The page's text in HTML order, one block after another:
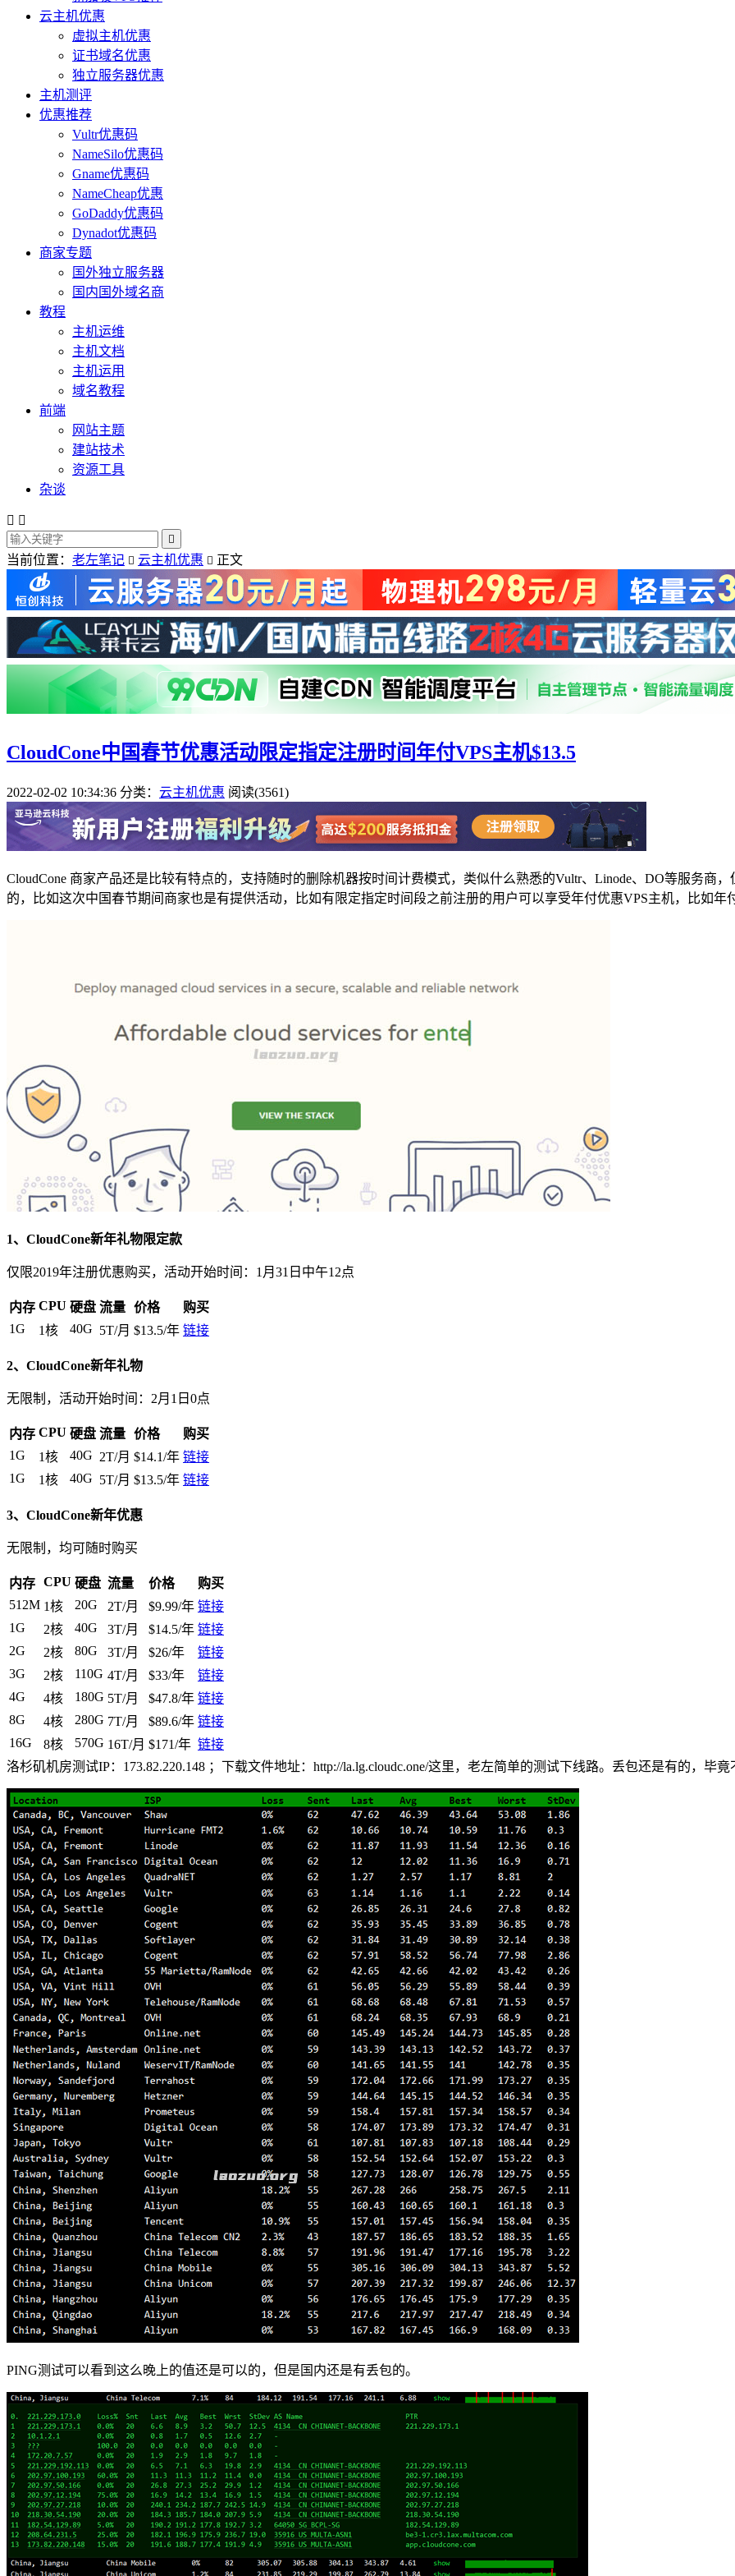
云主机优惠
虚拟主机优惠
证书域名优惠
独立服务器优惠
主机测评
优惠推荐
Vultr优惠码
NameSilo优惠码
Gname优惠码
NameCheap优惠
GoDaddy优惠码
Dynadot优惠码
商家专题
国外独立服务器
国内国外域名商
教程
主机运维
主机文档
主机运用
域名教程
前端
网站主题
建站技术
资源工具
杂谈
 

当前位置： 老左笔记  云主机优惠  正文
CloudCone中国春节优惠活动限定指定注册时间年付VPS主机$13.5
2022-02-02 10:34:36 分类： 云主机优惠 阅读(3561)
CloudCone 商家产品还是比较有特点的，支持随时的删除机器按时间计费模式，类似什么熟悉的Vultr、Linode、DO等服务商
的，比如这次中国春节期间商家也是有提供活动，比如有限定指定时间段之前注册的用户可以享受年付优惠VPS主机，比如年付
1、CloudCone新年礼物限定款
仅限2019年注册优惠购买，活动开始时间：1月31日中午12点
内存 CPU 硬盘 流量 价格
购买
1G
1核 40G 5T/月 $13.5/年 链接
2、CloudCone新年礼物
无限制，活动开始时间：2月1日0点
内存 CPU 硬盘 流量 价格
购买
1G
1核 40G 2T/月 $14.1/年 链接
1G
1核 40G 5T/月 $13.5/年 链接
3、CloudCone新年优惠
无限制，均可随时购买
内存 CPU 硬盘 流量 价格
购买
512M 1核 20G 2T/月 $9.99/年 链接
1G
2核 40G 3T/月 $14.5/年 链接
2G
2核 80G 3T/月 $26/年
链接
3G
2核 110G 4T/月 $33/年
链接
4G
4核 180G 5T/月 $47.8/年 链接
8G
4核 280G 7T/月 $89.6/年 链接
16G
8核 570G 16T/月 $171/年 链接
洛杉矶机房测试IP：173.82.220.148 ；下载文件地址：http://la.lg.cloudc.one/这里，老左简单的测试下线路。丢包还是有的，毕竟
PING测试可以看到这么晚上的值还是可以的，但是国内还是有丢包的。